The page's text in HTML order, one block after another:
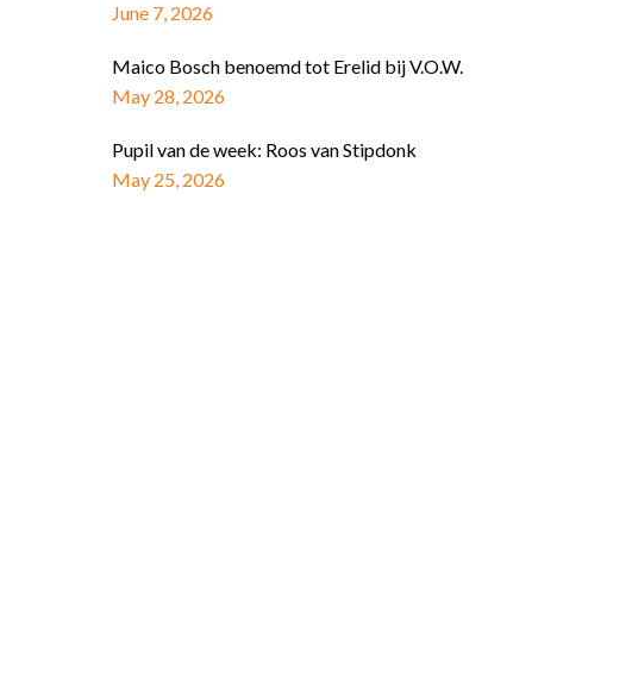
June 7, 2026
Maico Bosch benoemd tot Erelid bij V.O.W.
May 28, 2026
Pupil van de week: Roos van Stipdonk
May 25, 2026